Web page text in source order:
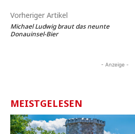
Vorheriger Artikel
Michael Ludwig braut das neunte
Donauinsel-Bier
- Anzeige -
MEISTGELESEN